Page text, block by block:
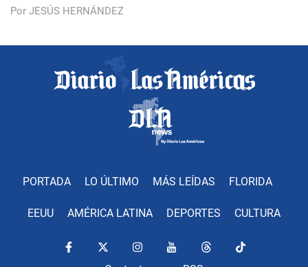
Por JESÚS HERNÁNDEZ
PORTADA LO ÚLTIMO MÁS LEÍDAS FLORIDA
EEUU AMÉRICA LATINA DEPORTES CULTURA